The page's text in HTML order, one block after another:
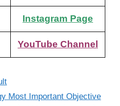
Instagram Page
YouTube Channel
Most Important Objective